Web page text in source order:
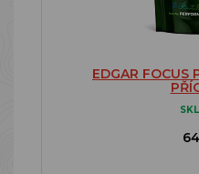
EDGAR FOCUS